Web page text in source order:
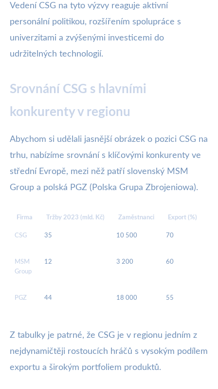
Vedení CSG na tyto výzvy reaguje aktivní
personální politikou, rozšířením spolupráce s
univerzitami a zvýšenými investicemi do
udržitelných technologií.
Srovnání CSG s hlavními
konkurenty v regionu
Abychom si udělali jasnější obrázek o pozici CSG na
trhu, nabízíme srovnání s klíčovými konkurenty ve
střední Evropě, mezi něž patří slovenský MSM
Group a polská PGZ (Polska Grupa Zbrojeniowa).
Firma Tržby 2023 (mld. Kč) Zaměstnanci Export (%)
CSG 35 10 500 70
MSM
Group
12 3 200 60
PGZ 44 18 000 55
Z tabulky je patrné, že CSG je v regionu jedním z
nejdynamičtěji rostoucích hráčů s vysokým podílem
exportu a širokým portfoliem produktů.